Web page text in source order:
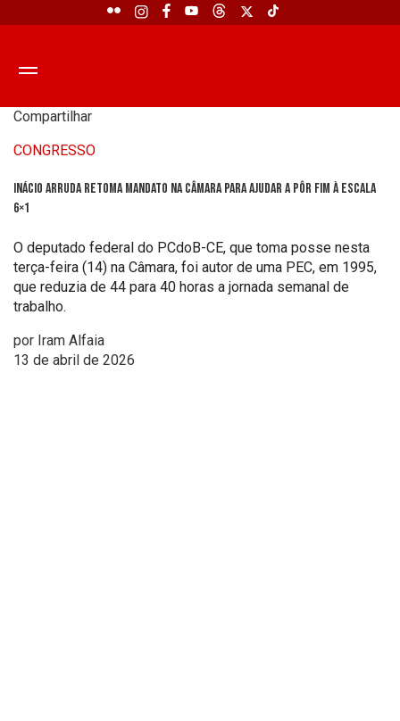
Compartilhar
CONGRESSO
Inácio Arruda retoma mandato na Câmara para ajudar a pôr fim à escala
6×1
O deputado federal do PCdoB-CE, que toma posse nesta
terça-feira (14) na Câmara, foi autor de uma PEC, em 1995,
que reduzia de 44 para 40 horas a jornada semanal de
trabalho.
por Iram Alfaia
13 de abril de 2026